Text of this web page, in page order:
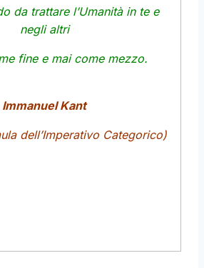
da trattare l’Umanità in te e
negli altri
fine e mai come mezzo.
Immanuel Kant
dell’Imperativo Categorico)